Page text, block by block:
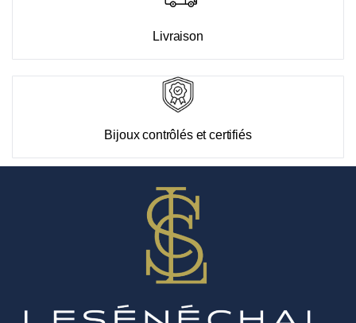
Livraison
Bijoux contrôlés et certifiés